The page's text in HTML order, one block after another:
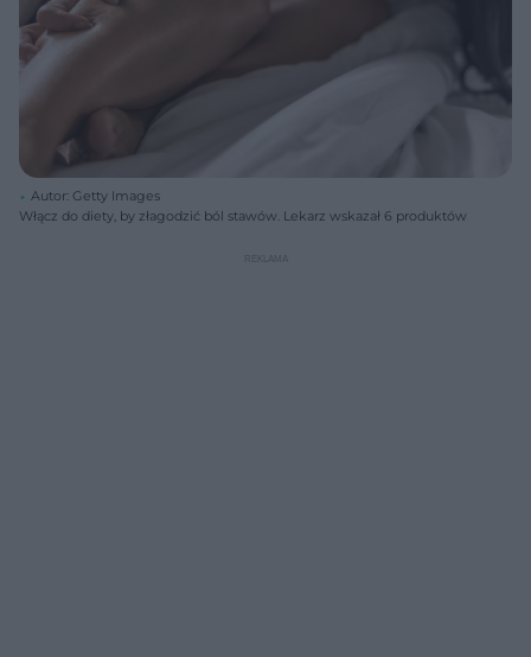
Autor: Getty Images
Włącz do diety, by złagodzić ból stawów. Lekarz wskazał 6 produktów